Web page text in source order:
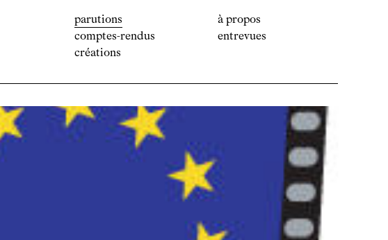
parutions
à propos
comptes-rendus
entrevues
créations